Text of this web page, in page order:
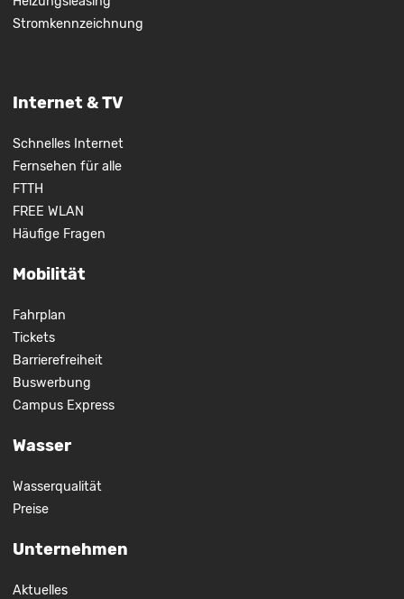
Stromkennzeichnung
Internet & TV
Schnelles Internet
Fernsehen für alle
FTTH
FREE WLAN
Häufige Fragen
Mobilität
Fahrplan
Tickets
Barrierefreiheit
Buswerbung
Campus Express
Wasser
Wasserqualität
Preise
Unternehmen
Aktuelles